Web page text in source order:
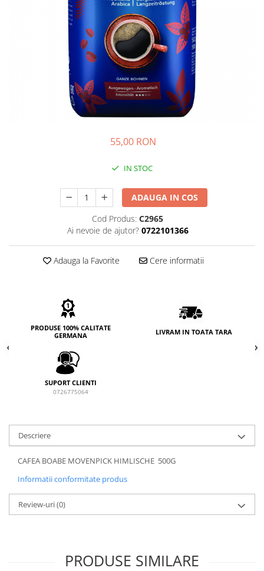
SEMIPREPARATE
VITAMINE / EFERVESCENTE
INĂLBITOR SI SOLUȚII PENTRU
INDEPĂRTAREA PETELOR
ODORIZANTE DE BAIE
ODORIZANTE DE CAMERĂ
PROSOAPE DE BUCĂTARIE / LAVETE
55,00 RON
IN STOC
ADAUGA IN COS
Cod Produs: C2965
Ai nevoie de ajutor? 0722101366
Adauga la Favorite Cere informatii
PRODUSE 100% CALITATE
GERMANA
LIVRAM IN TOATA TARA
SUPORT CLIENTI
0726775064
Descriere
CAFEA BOABE MOVENPICK HIMLISCHE 500G
Informatii conformitate produs
Review-uri(0)
PRODUSE SIMILARE